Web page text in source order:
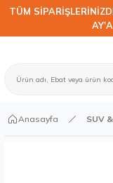
TÜM
Anasayfa SUV